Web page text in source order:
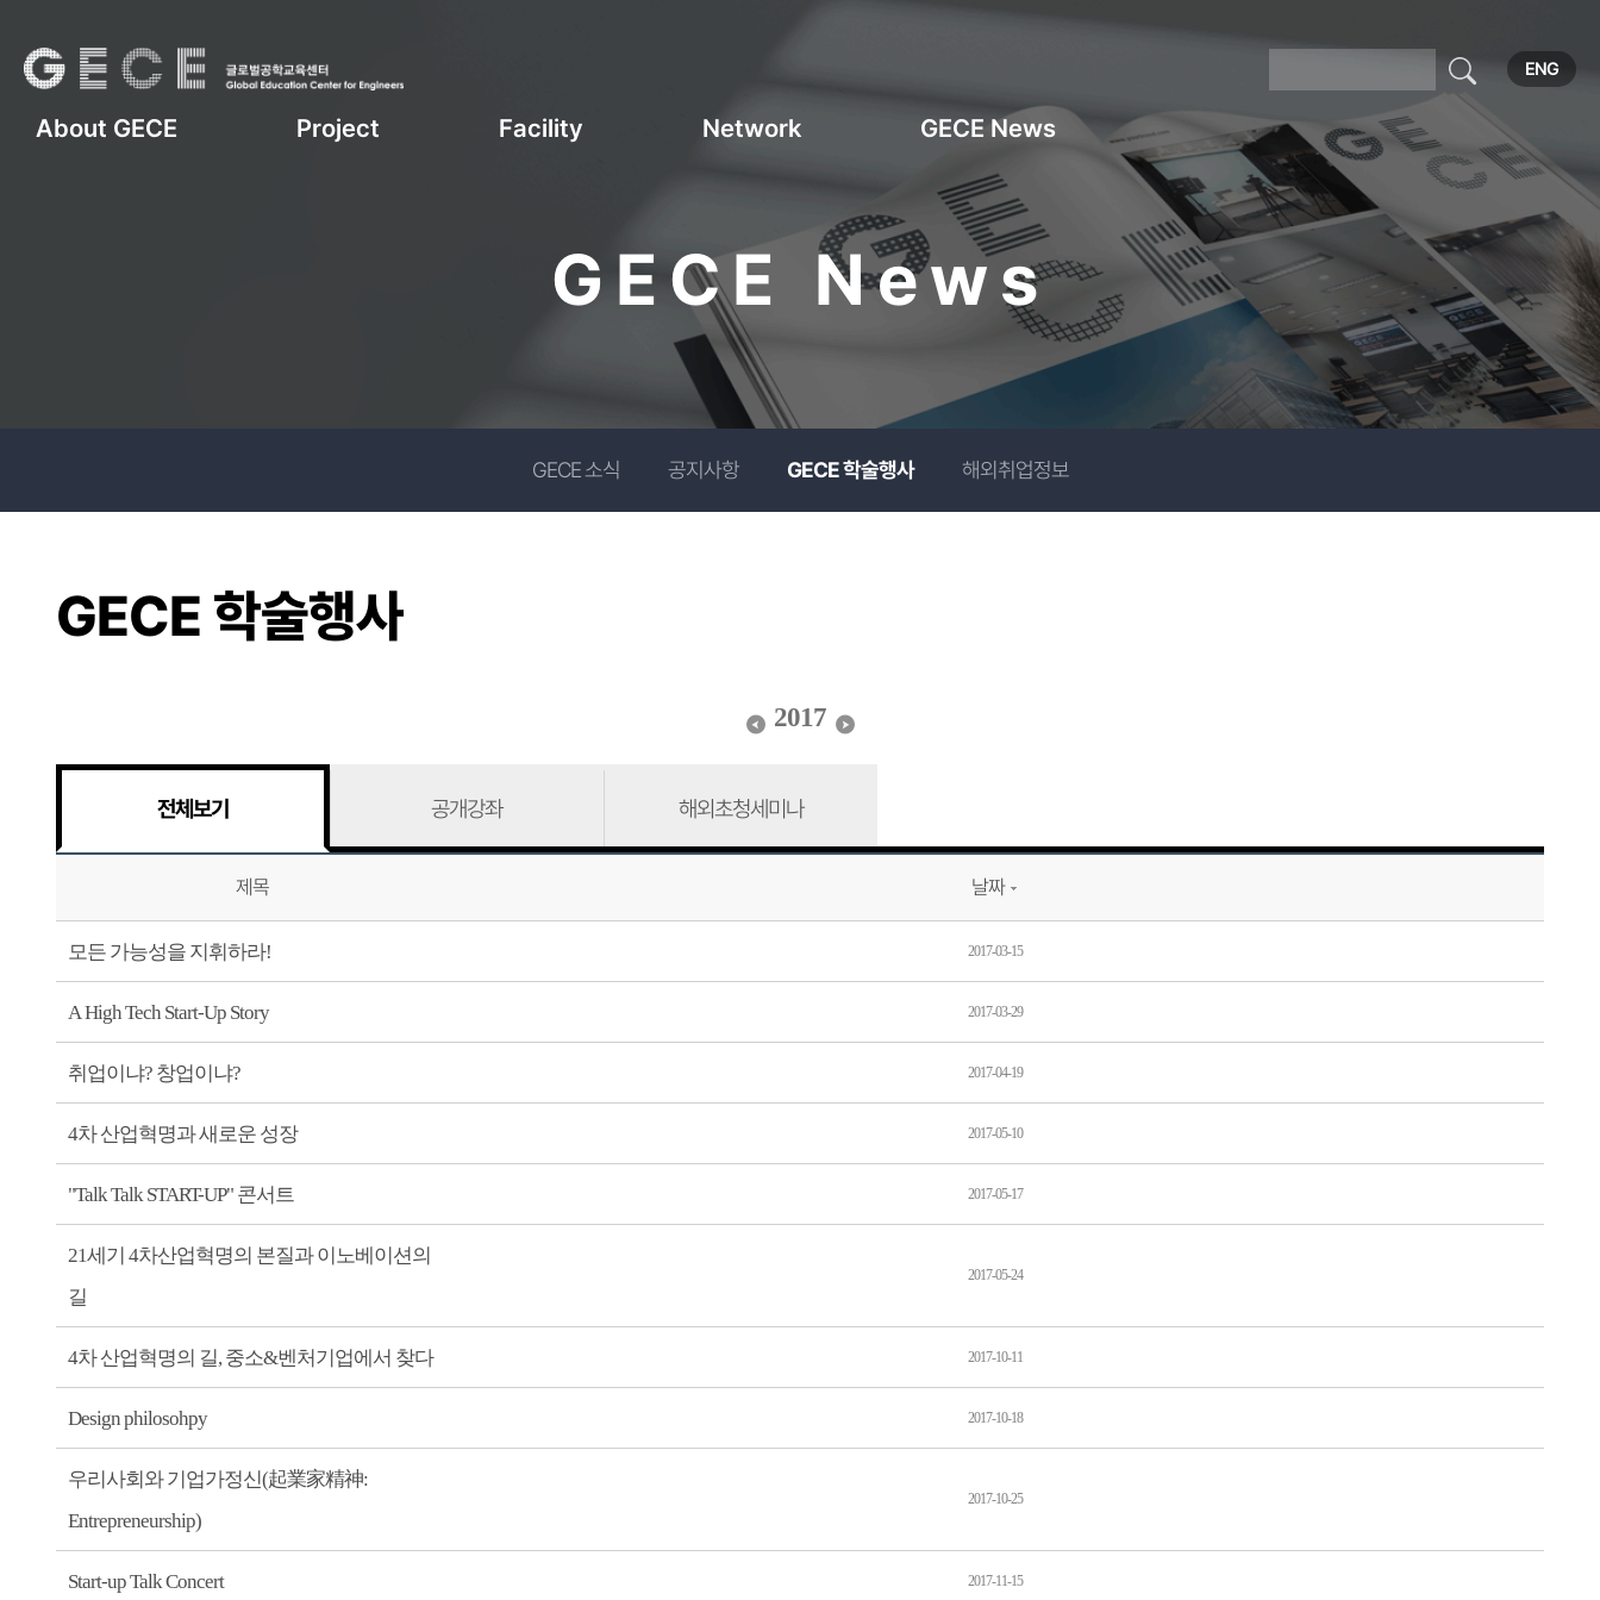
GECE News
GECE 소식 공지사항 GECE 학술행사 해외취업정보
GECE 학술행사
2017
전체보기 공개강좌 해외초청세미나
제목 날짜
모든 가능성을 지휘하라! 2017-03-15
A High Tech Start-Up Story 2017-03-29
취업이냐? 창업이냐? 2017-04-19
4차 산업혁명과 새로운 성장 2017-05-10
"Talk Talk START-UP" 콘서트 2017-05-17
21세기 4차산업혁명의 본질과 이노베이션의
길
2017-05-24
4차 산업혁명의 길, 중소&벤처기업에서 찾다 2017-10-11
Design philosohpy 2017-10-18
우리사회와 기업가정신(起業家精神:
Entrepreneurship)
2017-10-25
Start-up Talk Concert 2017-11-15
About GECE Project Facility Network GECE News
ENG